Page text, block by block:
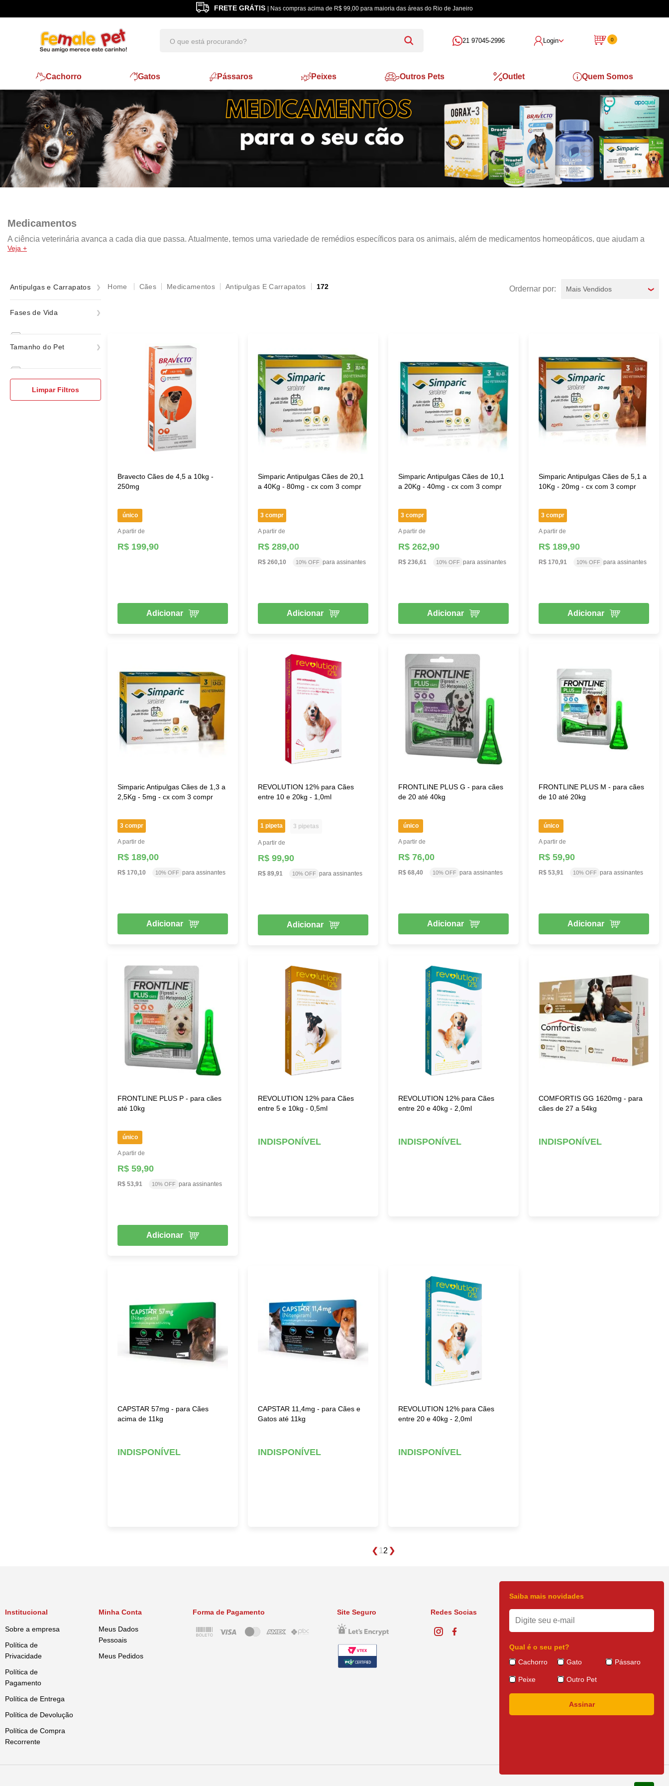
FRETE GRÁTIS | Nas compras acima de R$ 99,00 para maioria das áreas do Rio de Janeiro
21 97045-2996 Login 0
Cachorro Gatos Pássaros Peixes Outros Pets Outlet Quem Somos
Medicamentos
A ciência veterinária avança a cada dia que passa. Atualmente, temos uma variedade de remédios específicos para os animais, além de medicamentos homeopáticos, que ajudam a
aumentar a expectativa de vida, bem-estar e longevidade do pet. É sempre importante consultar o veterinário antes de oferecer o medicamento ao seu animalzinho de estimação para
Veja +
Antipulgas e Carrapatos
Fases de Vida
Tamanho do Pet
Raças Médias
Limpar Filtros
Cães Medicamentos Antipulgas E Carrapatos 172 Mais Vendidos
Bravecto Cães de 4,5 a 10kg -
250mg
único
A partir de
R$ 199,90
Adicionar
Simparic Antipulgas Cães de 20,1
a 40Kg - 80mg - cx com 3 compr
3 compr
A partir de
R$ 289,00
R$ 260,10 10% OFF para assinantes
Adicionar
Simparic Antipulgas Cães de 10,1
a 20Kg - 40mg - cx com 3 compr
3 compr
A partir de
R$ 262,90
R$ 236,61 10% OFF para assinantes
Adicionar
Simparic Antipulgas Cães de 5,1 a
10Kg - 20mg - cx com 3 compr
3 compr
A partir de
R$ 189,90
R$ 170,91 10% OFF para assinantes
Adicionar
Simparic Antipulgas Cães de 1,3 a
2,5Kg - 5mg - cx com 3 compr
3 compr
A partir de
R$ 189,00
R$ 170,10 10% OFF para assinantes
Adicionar
REVOLUTION 12% para Cães
entre 10 e 20kg - 1,0ml
1 pipeta 3 pipetas
A partir de
R$ 99,90
R$ 89,91 10% OFF para assinantes
Adicionar
FRONTLINE PLUS G - para cães
de 20 até 40kg
único
A partir de
R$ 76,00
R$ 68,40 10% OFF para assinantes
Adicionar
FRONTLINE PLUS M - para cães
de 10 até 20kg
único
A partir de
R$ 59,90
R$ 53,91 10% OFF para assinantes
Adicionar
FRONTLINE PLUS P - para cães
até 10kg
único
A partir de
R$ 59,90
R$ 53,91 10% OFF para assinantes
Adicionar
REVOLUTION 12% para Cães
entre 5 e 10kg - 0,5ml
INDISPONÍVEL
REVOLUTION 12% para Cães
entre 20 e 40kg - 2,0ml
INDISPONÍVEL
COMFORTIS GG 1620mg - para
cães de 27 a 54kg
INDISPONÍVEL
CAPSTAR 57mg - para Cães
acima de 11kg
INDISPONÍVEL
CAPSTAR 11,4mg - para Cães e
Gatos até 11kg
INDISPONÍVEL
REVOLUTION 12% para Cães
entre 20 e 40kg - 2,0ml
INDISPONÍVEL
1 2
Institucional
Sobre a empresa
Política de
Privacidade
Política de
Pagamento
Política de Entrega
Política de Devolução
Política de Compra
Recorrente
Minha Conta
Meus Dados
Pessoais
Meus Pedidos
Forma de Pagamento Site Seguro Redes Socias
Saiba mais novidades
Qual é o seu pet?
Cachorro
Gato Pássaro
Peixe Outro Pet